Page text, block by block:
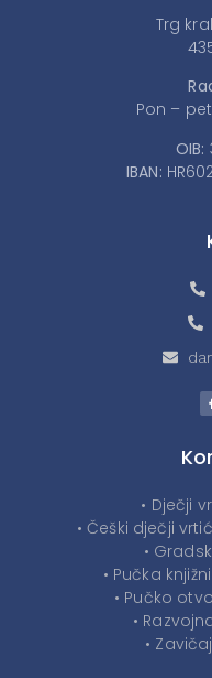
Trg
Pon –
OIB:
IBAN:
• Dječji
• Češki dječji
•
• Pučka
• Pučko
•
•